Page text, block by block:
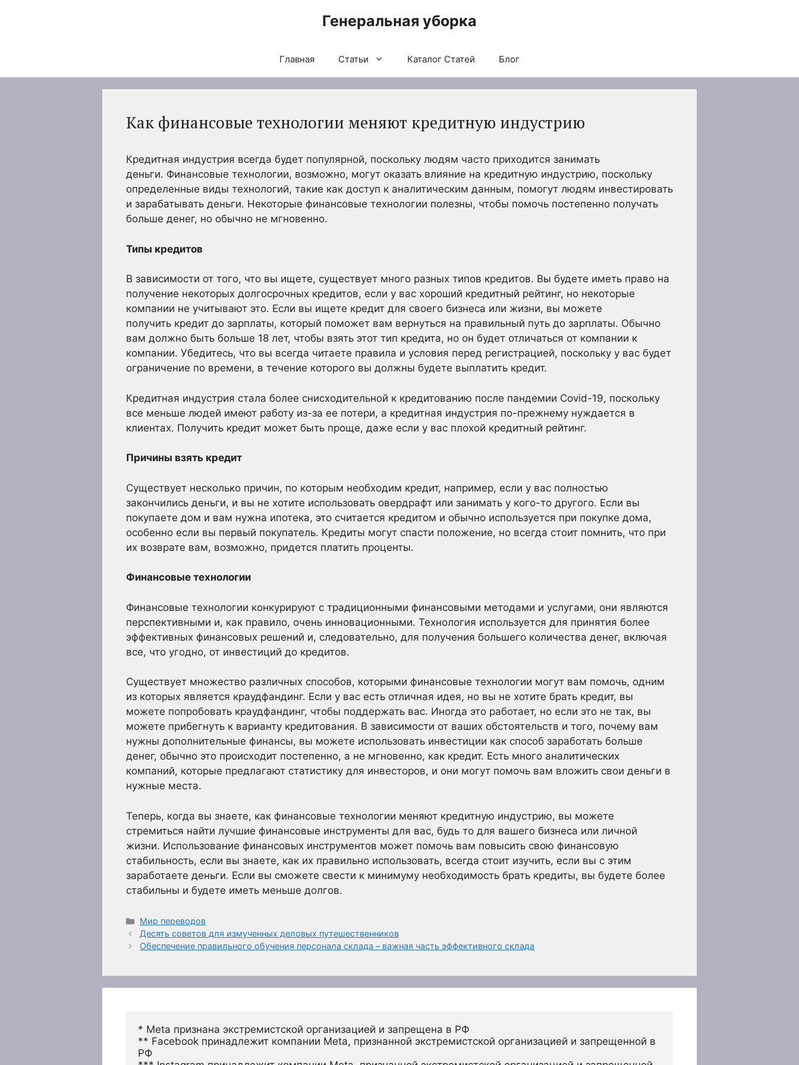
Генеральная уборка
Главная Статьи Каталог Статей Блог
Как финансовые технологии меняют кредитную индустрию
Кредитная индустрия всегда будет популярной, поскольку людям часто приходится занимать
деньги. Финансовые технологии, возможно, могут оказать влияние на кредитную индустрию, поскольку
определенные виды технологий, такие как доступ к аналитическим данным, помогут людям инвестировать
и зарабатывать деньги. Некоторые финансовые технологии полезны, чтобы помочь постепенно получать
больше денег, но обычно не мгновенно.
Типы кредитов
В зависимости от того, что вы ищете, существует много разных типов кредитов. Вы будете иметь право на
получение некоторых долгосрочных кредитов, если у вас хороший кредитный рейтинг, но некоторые
компании не учитывают это. Если вы ищете кредит для своего бизнеса или жизни, вы можете
получить кредит до зарплаты, который поможет вам вернуться на правильный путь до зарплаты. Обычно
вам должно быть больше 18 лет, чтобы взять этот тип кредита, но он будет отличаться от компании к
компании. Убедитесь, что вы всегда читаете правила и условия перед регистрацией, поскольку у вас будет
ограничение по времени, в течение которого вы должны будете выплатить кредит.
Кредитная индустрия стала более снисходительной к кредитованию после пандемии Covid-19, поскольку
все меньше людей имеют работу из-за ее потери, а кредитная индустрия по-прежнему нуждается в
клиентах. Получить кредит может быть проще, даже если у вас плохой кредитный рейтинг.
Причины взять кредит
Существует несколько причин, по которым необходим кредит, например, если у вас полностью
закончились деньги, и вы не хотите использовать овердрафт или занимать у кого-то другого. Если вы
покупаете дом и вам нужна ипотека, это считается кредитом и обычно используется при покупке дома,
особенно если вы первый покупатель. Кредиты могут спасти положение, но всегда стоит помнить, что при
их возврате вам, возможно, придется платить проценты.
Финансовые технологии
Финансовые технологии конкурируют с традиционными финансовыми методами и услугами, они являются
перспективными и, как правило, очень инновационными. Технология используется для принятия более
эффективных финансовых решений и, следовательно, для получения большего количества денег, включая
все, что угодно, от инвестиций до кредитов.
Существует множество различных способов, которыми финансовые технологии могут вам помочь, одним
из которых является краудфандинг. Если у вас есть отличная идея, но вы не хотите брать кредит, вы
можете попробовать краудфандинг, чтобы поддержать вас. Иногда это работает, но если это не так, вы
можете прибегнуть к варианту кредитования. В зависимости от ваших обстоятельств и того, почему вам
нужны дополнительные финансы, вы можете использовать инвестиции как способ заработать больше
денег, обычно это происходит постепенно, а не мгновенно, как кредит. Есть много аналитических
компаний, которые предлагают статистику для инвесторов, и они могут помочь вам вложить свои деньги в
нужные места.
Теперь, когда вы знаете, как финансовые технологии меняют кредитную индустрию, вы можете
стремиться найти лучшие финансовые инструменты для вас, будь то для вашего бизнеса или личной
жизни. Использование финансовых инструментов может помочь вам повысить свою финансовую
стабильность, если вы знаете, как их правильно использовать, всегда стоит изучить, если вы с этим
заработаете деньги. Если вы сможете свести к минимуму необходимость брать кредиты, вы будете более
стабильны и будете иметь меньше долгов.
Рубрики
Мир переводов
Десять советов для измученных деловых путешественников
Обеспечение правильного обучения персонала склада – важная часть эффективного склада
* Meta признана экстремистской организацией и запрещена в РФ
** Facebook принадлежит компании Meta, признанной экстремистской организацией и запрещенной в
РФ